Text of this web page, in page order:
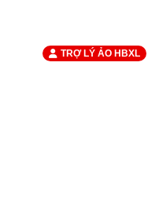
TRỢ LÝ ẢO HBXL